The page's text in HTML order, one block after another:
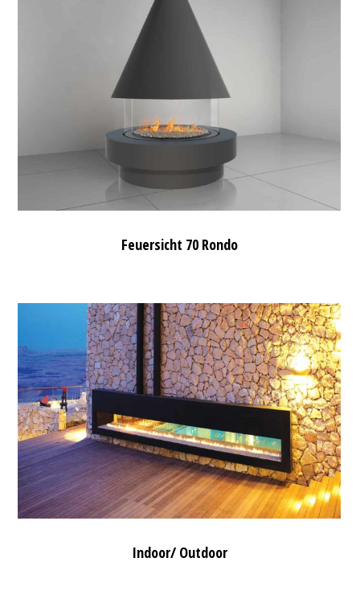
Feuersicht 70 Rondo
Indoor/ Outdoor